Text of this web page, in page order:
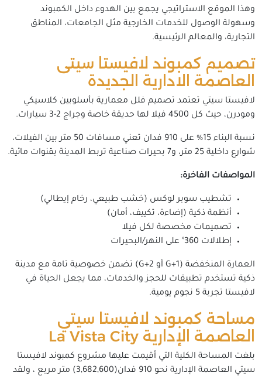
وهذا الموقع الاستراتيجي يجمع بين الهدوء داخل الكمبوند
وسهولة الوصول للخدمات الخارجية مثل الجامعات، المناطق
التجارية، والمعالم الرئيسية.
تصميم كمبوند لافيستا سيتى
العاصمة الادارية الجديدة
لافيستا سيتي تعتمد تصميم فلل معمارية بأسلوبين كلاسيكي
ومودرن، حيث كل 4500 فيلا لها حديقة خاصة وجراج 2-3 سيارات.
نسبة البناء 15% على 910 فدان تعني مسافات 50 متر بين الفيلات،
شوارع داخلية 25 متر، و7 بحيرات صناعية تربط المدينة بقنوات مائية.
المواصفات الفاخرة:
تشطيب سوبر لوكس (خشب طبيعي، رخام إيطالي)
أنظمة ذكية (إضاءة، تكييف، أمان)
تصميمات مخصصة لكل فيلا
إطلالات 360° على النهر/البحيرات
العمارة المنخفضة (G+1 أو G+2) تضمن خصوصية تامة مع مدينة
ذكية تستخدم تطبيقات للحجز والخدمات، مما يجعل الحياة في
لافيستا تجربة 5 نجوم يومية.
مساحة كمبوند لافيستا سيتي
العاصمة الإدارية La Vista City
بلغت المساحة الكلية التي أقيمت عليها مشروع كمبوند لافيستا
سيتي العاصمة الإدارية نحو 910 فدان(3,682,600) متر مربع ، ولقد